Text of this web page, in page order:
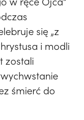
na 39.
Nasze
roku
się „z
i modli
zostali
śmierć do